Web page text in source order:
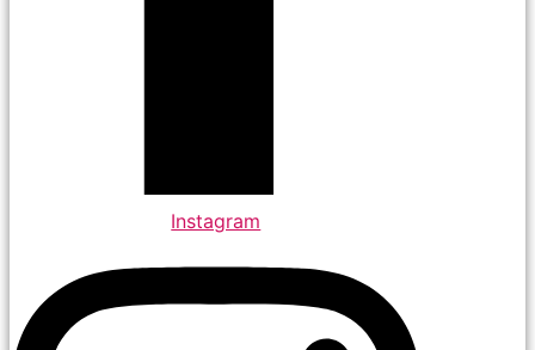
Instagram